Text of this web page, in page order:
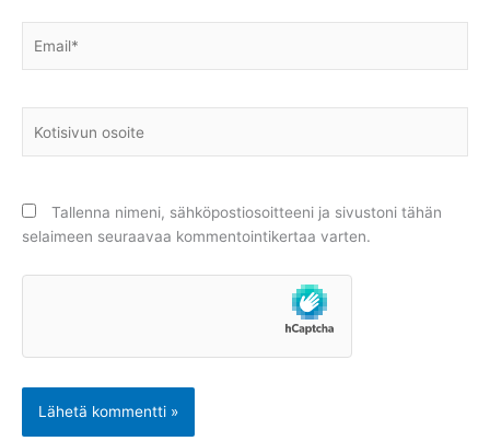
osoite
Tallenna nimeni, sähköpostiosoitteeni ja sivustoni tähän
selaimeen seuraavaa kommentointikertaa varten.